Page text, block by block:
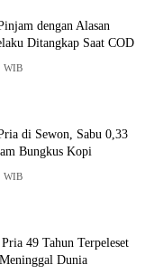
dengan Alasan
Ditangkap Saat COD
WIB
di Sewon, Sabu 0,33
Bungkus Kopi
WIB
49 Tahun Terpeleset
Dunia